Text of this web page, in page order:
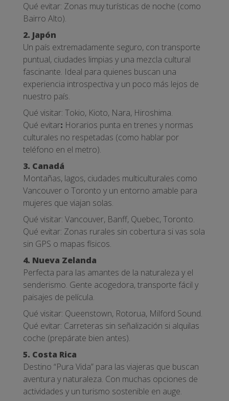
Qué evitar: Zonas muy turísticas de noche (como
Bairro Alto).
2. Japón
Un país extremadamente seguro, con transporte
puntual, ciudades limpias y una mezcla cultural
fascinante. Ideal para quienes buscan una
experiencia introspectiva y un poco más lejos de
nuestro país.
Qué visitar: Tokio, Kioto, Nara, Hiroshima.
Qué evitar: Horarios punta en trenes y normas
culturales no respetadas (como hablar por
teléfono en el metro).
3. Canadá
Montañas, lagos, ciudades multiculturales como
Vancouver o Toronto y un entorno amable para
mujeres que viajan solas.
Qué visitar: Vancouver, Banff, Quebec, Toronto.
Qué evitar: Zonas rurales sin cobertura si vas sola
sin GPS o mapas físicos.
4. Nueva Zelanda
Perfecta para las amantes de la naturaleza y el
senderismo. Gente acogedora, transporte fácil y
paisajes de película.
Qué visitar: Queenstown, Rotorua, Milford Sound.
Qué evitar: Carreteras sin señalización si alquilas
coche (prepárate bien antes).
5. Costa Rica
Destino “Pura Vida” para las viajeras que buscan
aventura y naturaleza. Con muchas opciones de
actividades y un turismo sostenible en auge.